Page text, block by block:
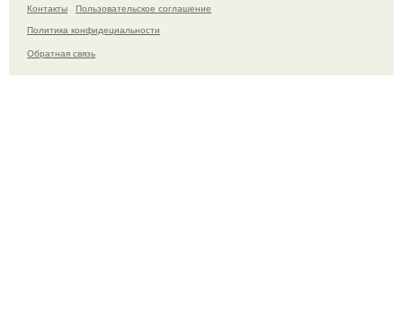
Контакты
Пользовательское соглашение
Политика конфидециальности
Обратная связь